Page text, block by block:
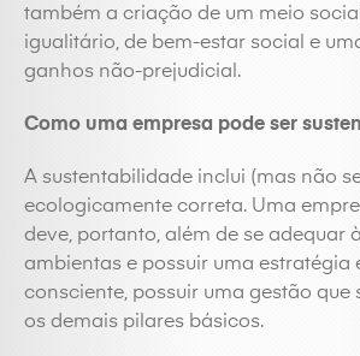
também a criação de um meio
igualitário, de bem-estar social e
ganhos não-prejudicial.
Como uma empresa pode ser
A sustentabilidade inclui (mas não
ecologicamente correta. Uma
deve, portanto, além de se adequar
ambientas e possuir uma estratégia
consciente, possuir uma gestão que
os demais pilares básicos.